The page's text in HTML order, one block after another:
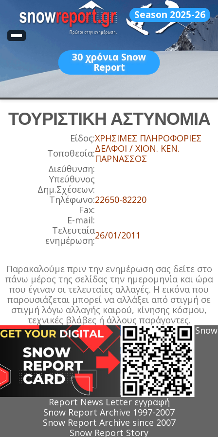
Season 2025-26
30 χρόνια Snow
Report
ΤΟΥΡΙΣΤΙΚΗ ΑΣΤΥΝΟΜΙΑ
Είδος:ΧΡΗΣΙΜΕΣ ΠΛΗΡΟΦΟΡΙΕΣ
Τοποθεσία:ΔΕΛΦΟΙ / ΧΙΟΝ. ΚΕΝ.
ΠΑΡΝΑΣΣΟΣ
Διεύθυνση:
Υπεύθυνος
Δημ.Σχέσεων:
Τηλέφωνο:22650-82220
Fax:
E-mail:
Τελευταία
ενημέρωση:26/01/2011
Παρακαλούμε πριν την ενημέρωση σας δείτε στο
πάνω μέρος της σελίδας την ημερομηνία και ώρα
που έγιναν οι τελευταίες αλλαγές. Η εικόνα που
παρουσιάζεται μπορεί να αλλάξει από στιγμή σε
στιγμή λόγω αλλαγής καιρού, κίνησης κόσμου,
τεχνικές βλάβες ή άλλους παράγοντες.
Snow
Report News Letter εγγραφή
Snow Report Archive 1997-2007
Snow Report Archive since 2007
Snow Report Story